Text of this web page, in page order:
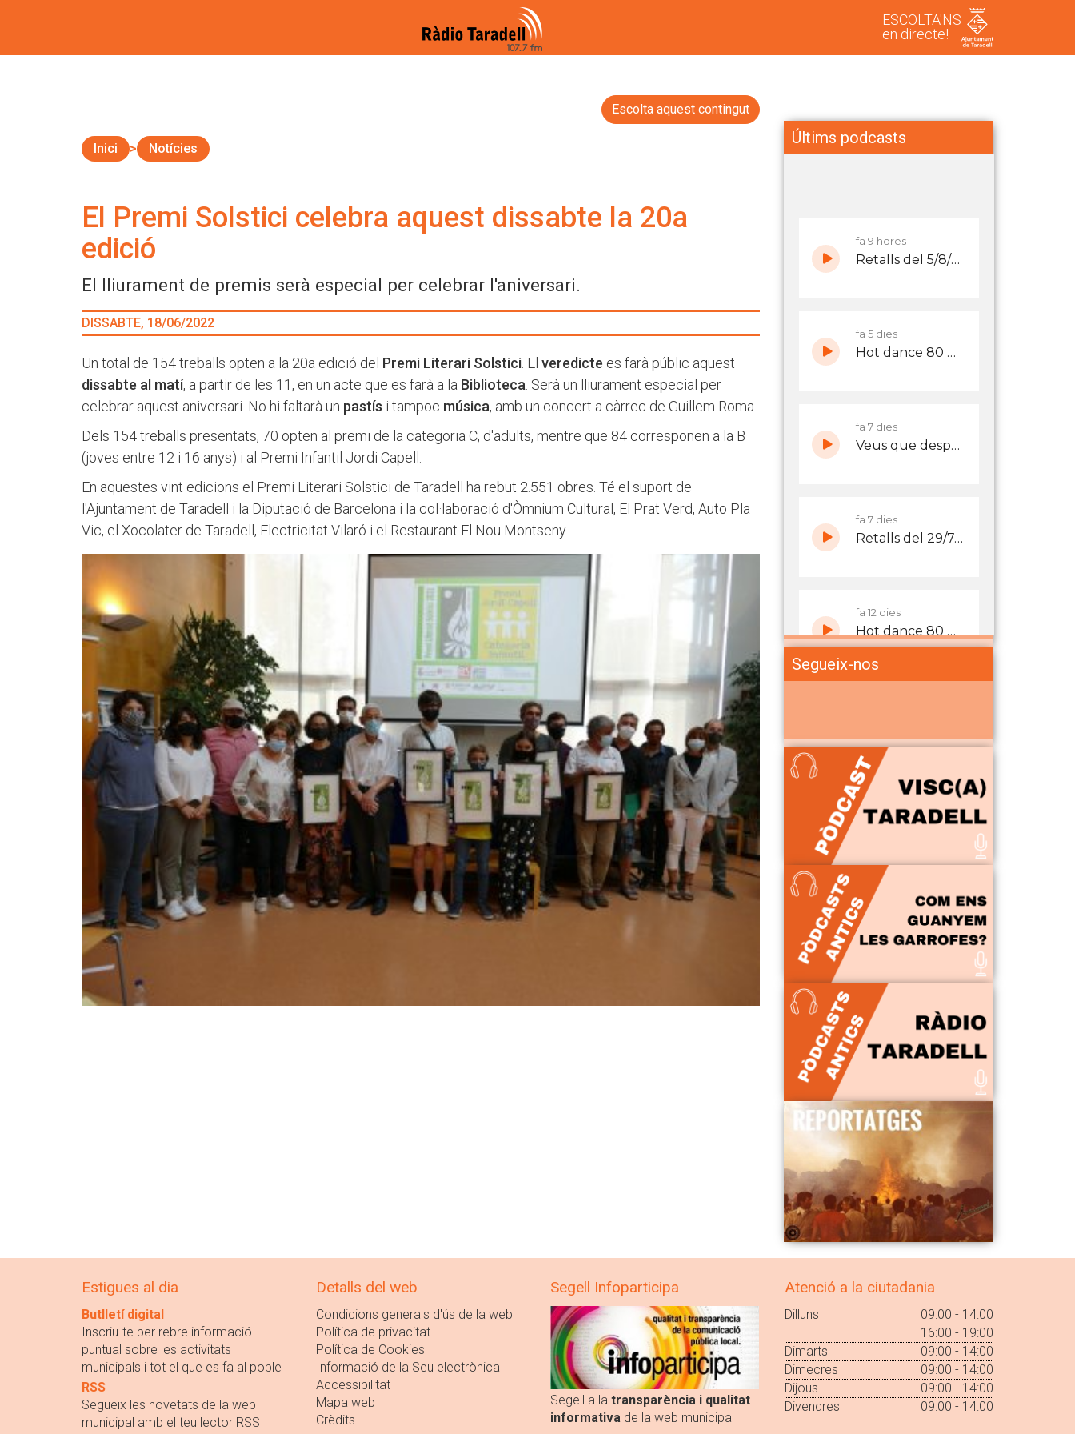
ESCOLTA'NS
en directe!
Escolta aquest contingut
Inici Notícies
El Premi Solstici celebra aquest dissabte la 20a
edició
El lliurament de premis serà especial per celebrar l'aniversari.
DISSABTE, 18/06/2022
Un total de 154 treballs opten a la 20a edició del Premi Literari Solstici . El veredicte es farà públic aquest
dissabte al matí, a partir de les 11, en un acte que es farà a la Biblioteca . Serà un lliurament especial per
celebrar aquest aniversari. No hi faltarà un pastís i tampoc música, amb un concert a càrrec de Guillem Roma.
Dels 154 treballs presentats, 70 opten al premi de la categoria C, d'adults, mentre que 84 corresponen a la B
(joves entre 12 i 16 anys) i al Premi Infantil Jordi Capell.
En aquestes vint edicions el Premi Literari Solstici de Taradell ha rebut 2.551 obres. Té el suport de
l'Ajuntament de Taradell i la Diputació de Barcelona i la col·laboració d'Òmnium Cultural, El Prat Verd, Auto Pla
Vic, el Xocolater de Taradell, Electricitat Vilaró i el Restaurant El Nou Montseny.
Últims podcasts
Segueix-nos
Estigues al dia
Butlletí digital
Inscriu-te per rebre informació
puntual sobre les activitats
municipals i tot el que es fa al poble
RSS
Segueix les novetats de la web
municipal amb el teu lector RSS
Detalls del web
Condicions generals d'ús de la web
Política de privacitat
Política de Cookies
Informació de la Seu electrònica
Accessibilitat
Mapa web
Crèdits
Segell Infoparticipa
Segell a la transparència i qualitat
informativa de la web municipal
Atenció a la ciutadania
Dilluns
09:00 - 14:00
16:00 - 19:00
Dimarts
09:00 - 14:00
Dimecres
09:00 - 14:00
Dijous
09:00 - 14:00
Divendres
09:00 - 14:00